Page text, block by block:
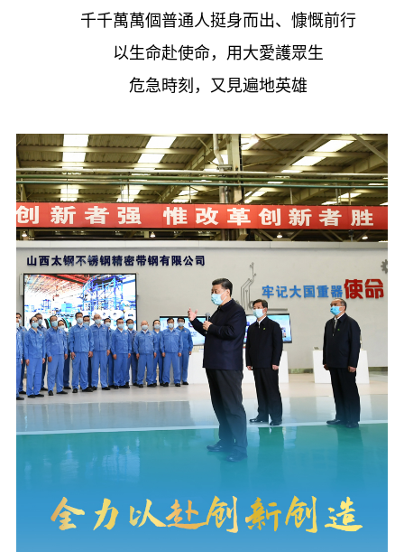
千千萬萬個普通人挺身而出、慷慨前行
以生命赴使命，用大愛護眾生
危急時刻，又見遍地英雄